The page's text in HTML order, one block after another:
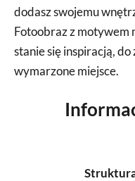
dodasz swojemu
Fotoobraz z motywem
stanie się inspiracją,
wymarzone miejsce.